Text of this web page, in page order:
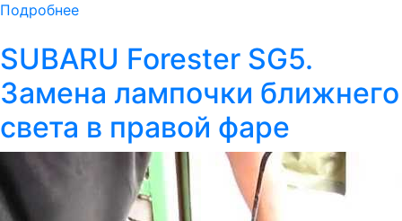
Подробнее
SUBARU Forester SG5.
Замена лампочки ближнего
света в правой фаре